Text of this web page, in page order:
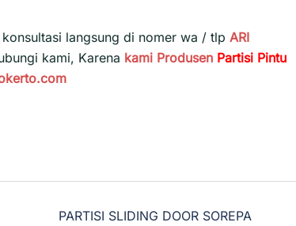
langsung di nomer wa / tlp ARI
kami, Karena kami Produsen Partisi Pintu
PARTISI SLIDING DOOR SOREPA